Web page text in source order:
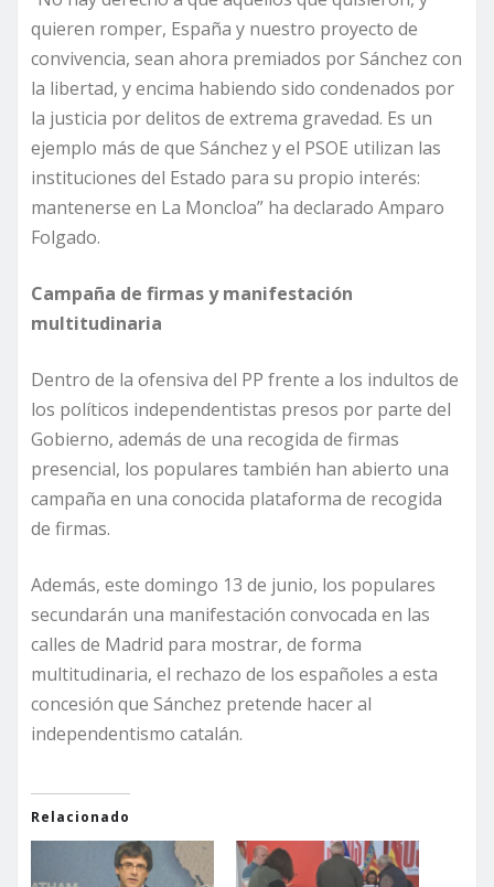
quieren romper, España y nuestro proyecto de
convivencia, sean ahora premiados por Sánchez con
la libertad, y encima habiendo sido condenados por
la justicia por delitos de extrema gravedad. Es un
ejemplo más de que Sánchez y el PSOE utilizan las
instituciones del Estado para su propio interés:
mantenerse en La Moncloa” ha declarado Amparo
Folgado.
Campaña de firmas y manifestación
multitudinaria
Dentro de la ofensiva del PP frente a los indultos de
los políticos independentistas presos por parte del
Gobierno, además de una recogida de firmas
presencial, los populares también han abierto una
campaña en una conocida plataforma de recogida
de firmas.
Además, este domingo 13 de junio, los populares
secundarán una manifestación convocada en las
calles de Madrid para mostrar, de forma
multitudinaria, el rechazo de los españoles a esta
concesión que Sánchez pretende hacer al
independentismo catalán.
Relacionado